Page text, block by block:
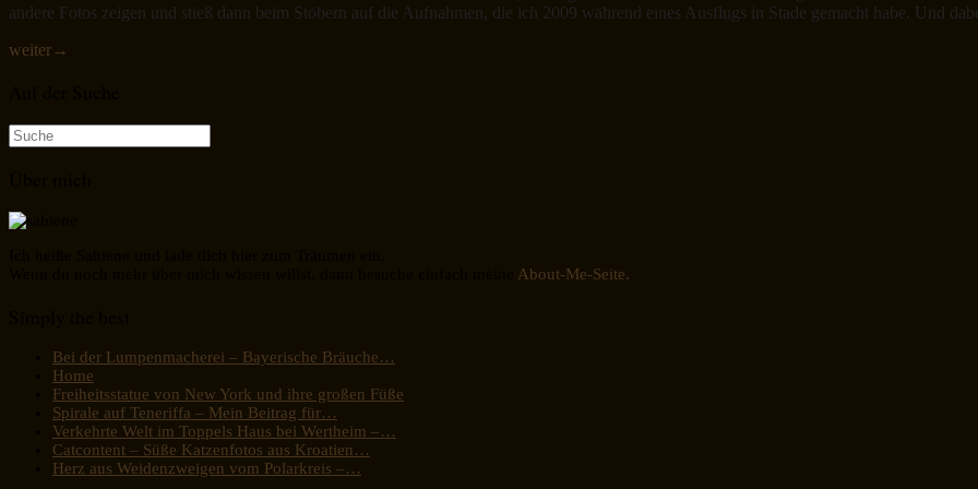
andere Fotos zeigen und stieß dann beim Stöbern auf die Aufnahmen, die ich 2009 während eines Ausflugs in Stade gemacht habe. Und
weiter→
Suche
nach:
About-Me-Seite.
Bei der Lumpenmacherei – Bayerische Bräuche…
Home
Freiheitsstatue von New York und ihre großen Füße
Spirale auf Teneriffa – Mein Beitrag für…
Verkehrte Welt im Toppels Haus bei Wertheim –…
Catcontent – Süße Katzenfotos aus Kroatien…
Herz aus Weidenzweigen vom Polarkreis –…